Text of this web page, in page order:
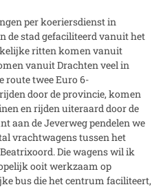
per koeriersdienst in
de stad gefaciliteerd vanuit het
ritten komen vanuit
vanuit Drachten veel in
route twee Euro 6-
door de provincie, komen
en rijden uiteraard door de
aan de Jeverweg pendelen we
vrachtwagens tussen het
Die wagens wil ik
ooit werkzaam op
bus die het centrum faciliteert,